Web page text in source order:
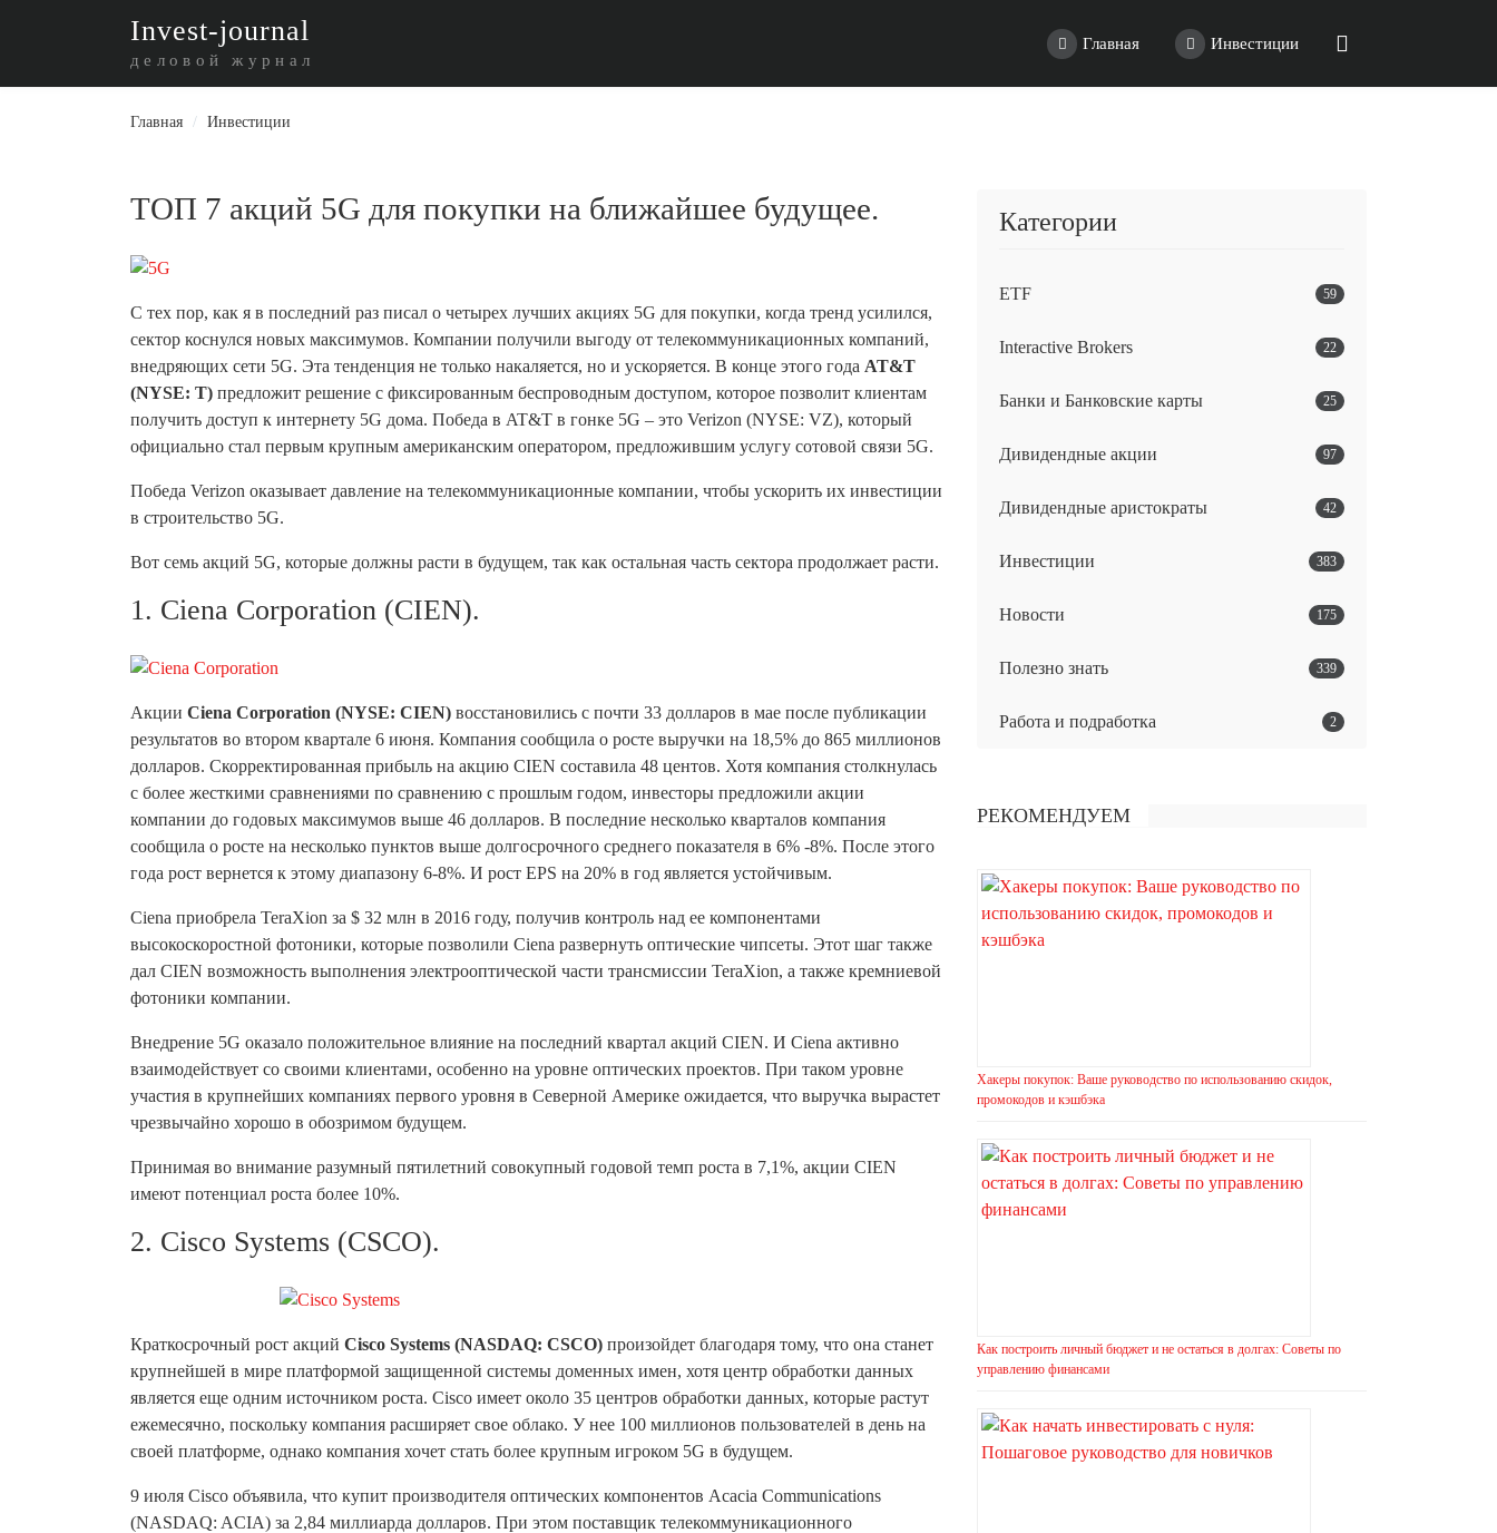
Invest-journal
деловой журнал
Главная Инвестиции
Главная / Инвестиции
ТОП 7 акций 5G для покупки на ближайшее будущее.
С тех пор, как я в последний раз писал о четырех лучших акциях 5G для покупки, когда тренд усилился,
сектор коснулся новых максимумов. Компании получили выгоду от телекоммуникационных компаний,
внедряющих сети 5G. Эта тенденция не только накаляется, но и ускоряется. В конце этого года AT&T
(NYSE: T) предложит решение с фиксированным беспроводным доступом, которое позволит клиентам
получить доступ к интернету 5G дома. Победа в AT&T в гонке 5G – это Verizon (NYSE: VZ), который
официально стал первым крупным американским оператором, предложившим услугу сотовой связи 5G.
Победа Verizon оказывает давление на телекоммуникационные компании, чтобы ускорить их инвестиции
в строительство 5G.
Вот семь акций 5G, которые должны расти в будущем, так как остальная часть сектора продолжает расти.
1. Ciena Corporation (CIEN).
Акции Ciena Corporation (NYSE: CIEN) восстановились с почти 33 долларов в мае после публикации
результатов во втором квартале 6 июня. Компания сообщила о росте выручки на 18,5% до 865 миллионов
долларов. Скорректированная прибыль на акцию CIEN составила 48 центов. Хотя компания столкнулась
с более жесткими сравнениями по сравнению с прошлым годом, инвесторы предложили акции
компании до годовых максимумов выше 46 долларов. В последние несколько кварталов компания
сообщила о росте на несколько пунктов выше долгосрочного среднего показателя в 6% -8%. После этого
года рост вернется к этому диапазону 6-8%. И рост EPS на 20% в год является устойчивым.
Ciena приобрела TeraXion за $ 32 млн в 2016 году, получив контроль над ее компонентами
высокоскоростной фотоники, которые позволили Ciena развернуть оптические чипсеты. Этот шаг также
дал CIEN возможность выполнения электрооптической части трансмиссии TeraXion, а также кремниевой
фотоники компании.
Внедрение 5G оказало положительное влияние на последний квартал акций CIEN. И Ciena активно
взаимодействует со своими клиентами, особенно на уровне оптических проектов. При таком уровне
участия в крупнейших компаниях первого уровня в Северной Америке ожидается, что выручка вырастет
чрезвычайно хорошо в обозримом будущем.
Принимая во внимание разумный пятилетний совокупный годовой темп роста в 7,1%, акции CIEN
имеют потенциал роста более 10%.
2. Cisco Systems (CSCO).
Краткосрочный рост акций Cisco Systems (NASDAQ: CSCO) произойдет благодаря тому, что она станет
крупнейшей в мире платформой защищенной системы доменных имен, хотя центр обработки данных
является еще одним источником роста. Cisco имеет около 35 центров обработки данных, которые растут
ежемесячно, поскольку компания расширяет свое облако. У нее 100 миллионов пользователей в день на
своей платформе, однако компания хочет стать более крупным игроком 5G в будущем.
9 июля Cisco объявила, что купит производителя оптических компонентов Acacia Communications
(NASDAQ: ACIA) за 2,84 миллиарда долларов. При этом поставщик телекоммуникационного
Категории
ETF 59
Interactive Brokers 22
Банки и Банковские карты 25
Дивидендные акции 97
Дивидендные аристократы 42
Инвестиции 383
Новости 175
Полезно знать 339
Работа и подработка 2
РЕКОМЕНДУЕМ
Хакеры покупок: Ваше руководство по использованию скидок,
промокодов и кэшбэка
Как построить личный бюджет и не остаться в долгах: Советы по
управлению финансами